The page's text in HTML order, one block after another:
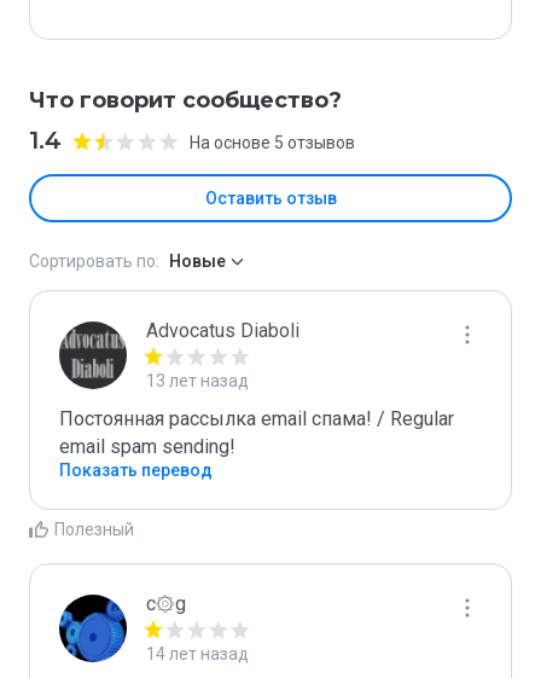
Что говорит сообщество?
1.4 На основе 5 отзывов
Оставить отзыв
Сортировать по: Новые
Advocatus Diaboli
13 лет назад
Постоянная рассылка email спама! / Regular
email spam sending!
Показать перевод
Полезный
c۞g
14 лет назад